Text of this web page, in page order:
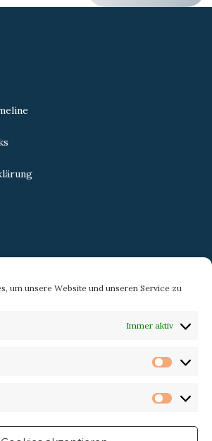
um unsere Website und unseren Service zu
Immer aktiv